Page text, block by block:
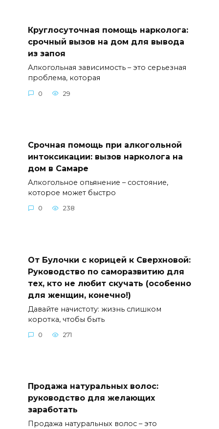
Круглосуточная помощь нарколога:
срочный вызов на дом для вывода
из запоя
Алкогольная зависимость – это серьезная
проблема, которая
0 29
Срочная помощь при алкогольной
интоксикации: вызов нарколога на
дом в Самаре
Алкогольное опьянение – состояние,
которое может быстро
0 238
От Булочки с корицей к Сверхновой:
Руководство по саморазвитию для
тех, кто не любит скучать (особенно
для женщин, конечно!)
Давайте начистоту: жизнь слишком
коротка, чтобы быть
0 271
Продажа натуральных волос:
руководство для желающих
заработать
Продажа натуральных волос – это